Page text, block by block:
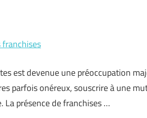
franchises
est devenue une préoccupation
parfois onéreux, souscrire à une
présence de franchises …